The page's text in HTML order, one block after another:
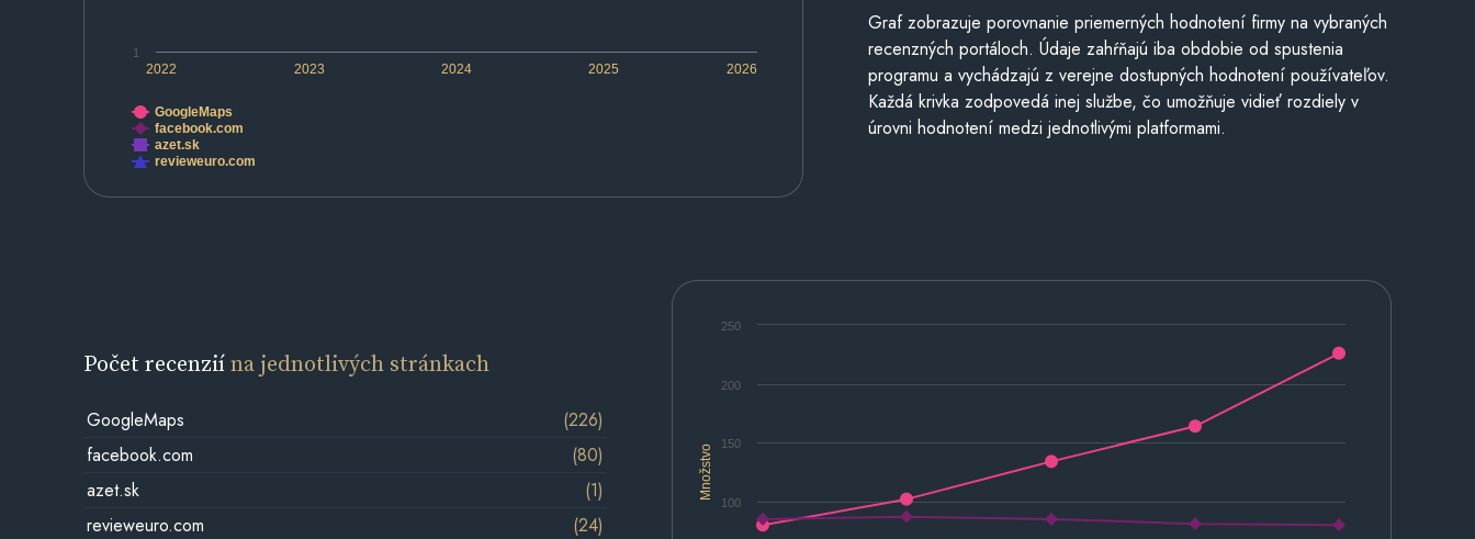
2022 2023 2024 2025 2026
1
GoogleMaps
facebook.com
azet.sk
revieweuro.com
Graf zobrazuje porovnanie priemerných hodnotení firmy na vybraných
recenzných portáloch. Údaje zahŕňajú iba obdobie od spustenia
programu a vychádzajú z verejne dostupných hodnotení používateľov.
Každá krivka zodpovedá inej službe, čo umožňuje vidieť rozdiely v
úrovni hodnotení medzi jednotlivými platformami.
Množstvo
100
150
200
250
Počet recenziína jednotlivých stránkach
GoogleMaps
(226)
facebook.com
(80)
azet.sk
(1)
revieweuro.com
(24)